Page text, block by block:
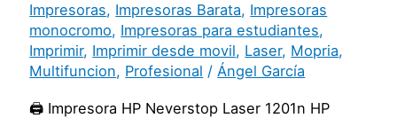
Impresoras, Impresoras Barata, Impresoras
monocromo, Impresoras para estudiantes,
Imprimir, Imprimir desde movil, Laser, Mopria,
Multifuncion, Profesional /Ángel García
🖨️ Impresora HP Neverstop Laser 1201n HP